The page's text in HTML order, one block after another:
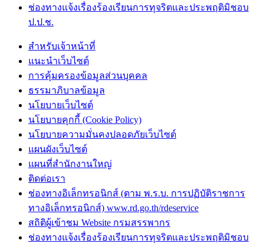
ช่องทางแจ้งเรื่องร้องเรียนการทุจริตและประพฤติมิชอบ
ป.ป.ช.
สำหรับเจ้าหน้าที่
แนะนำเว็บไซต์
การคุ้มครองข้อมูลส่วนบุคคล
ธรรมาภิบาลข้อมูล
นโยบายเว็บไซต์
นโยบายคุกกี้ (Cookie Policy)
นโยบายความมั่นคงปลอดภัยเว็บไซต์
แผนผังเว็บไซต์
แผนที่สำนักงานใหญ่
ติดต่อเรา
ช่องทางอิเล็กทรอนิกส์ (ตาม พ.ร.บ. การปฏิบัติราชการ
ทางอิเล็กทรอนิกส์) www.rd.go.th/rdeservice
สถิติผู้เข้าชม Website กรมสรรพากร
ช่องทางแจ้งเรื่องร้องเรียนการทุจริตและประพฤติมิชอบ